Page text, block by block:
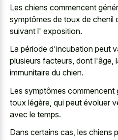
Les chiens commencent
symptômes de toux de chenil
suivant l' exposition.
La période d'incubation peut
plusieurs facteurs, dont l'âge,
immunitaire du chien.
Les symptômes commencent
toux légère, qui peut évoluer
avec le temps.
Dans certains cas, les chiens